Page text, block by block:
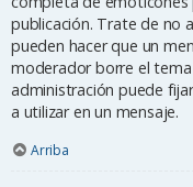
publicación. Trate de no
pueden hacer que un
moderador borre el
administración puede
a utilizar en un mensaje.
Arriba